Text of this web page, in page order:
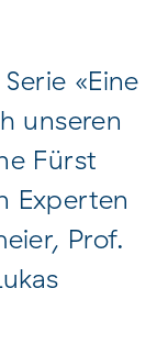
«Eine
unseren
Fürst
Experten
Prof.